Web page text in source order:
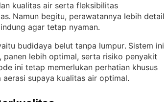
kualitas air serta fleksibilitas
. Namun begitu, perawatannya lebih detail
agar tetap nyaman.
budidaya belut tanpa lumpur. Sistem ini
panen lebih optimal, serta risiko penyakit
ini tetap memerlukan perhatian khusus
supaya kualitas air optimal.